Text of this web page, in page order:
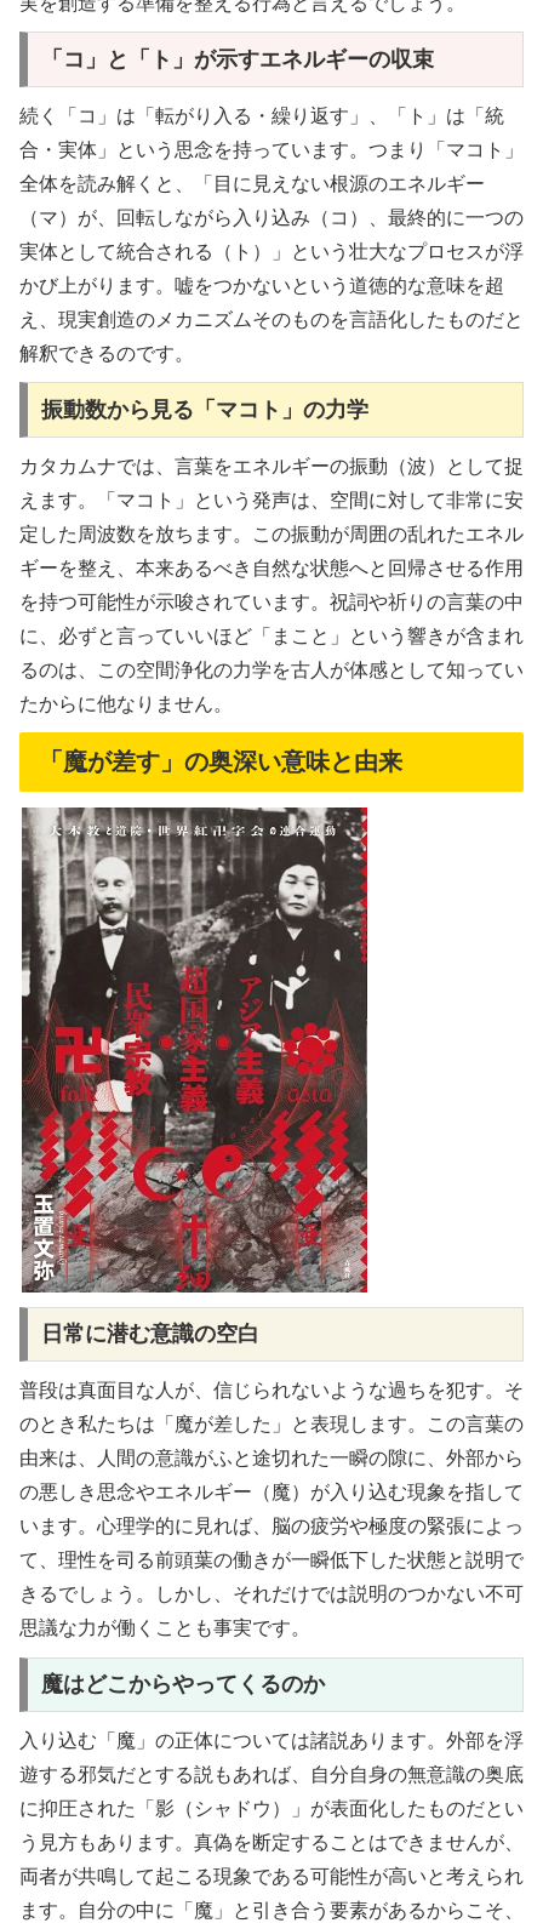
「コ」と「ト」が示すエネルギーの収束
続く「コ」は「転がり入る・繰り返す」、「ト」は「統
合・実体」という思念を持っています。つまり「マコト」
全体を読み解くと、「目に見えない根源のエネルギー
（マ）が、回転しながら入り込み（コ）、最終的に一つの
実体として統合される（ト）」という壮大なプロセスが浮
かび上がります。嘘をつかないという道徳的な意味を超
え、現実創造のメカニズムそのものを言語化したものだと
解釈できるのです。
振動数から見る「マコト」の力学
カタカムナでは、言葉をエネルギーの振動（波）として捉
えます。「マコト」という発声は、空間に対して非常に安
定した周波数を放ちます。この振動が周囲の乱れたエネル
ギーを整え、本来あるべき自然な状態へと回帰させる作用
を持つ可能性が示唆されています。祝詞や祈りの言葉の中
に、必ずと言っていいほど「まこと」という響きが含まれ
るのは、この空間浄化の力学を古人が体感として知ってい
たからに他なりません。
「魔が差す」の奥深い意味と由来
日常に潜む意識の空白
普段は真面目な人が、信じられないような過ちを犯す。そ
のとき私たちは「魔が差した」と表現します。この言葉の
由来は、人間の意識がふと途切れた一瞬の隙に、外部から
の悪しき思念やエネルギー（魔）が入り込む現象を指して
います。心理学的に見れば、脳の疲労や極度の緊張によっ
て、理性を司る前頭葉の働きが一瞬低下した状態と説明で
きるでしょう。しかし、それだけでは説明のつかない不可
思議な力が働くことも事実です。
魔はどこからやってくるのか
入り込む「魔」の正体については諸説あります。外部を浮
遊する邪気だとする説もあれば、自分自身の無意識の奥底
に抑圧された「影（シャドウ）」が表面化したものだとい
う見方もあります。真偽を断定することはできませんが、
両者が共鳴して起こる現象である可能性が高いと考えられ
ます。自分の中に「魔」と引き合う要素があるからこそ、